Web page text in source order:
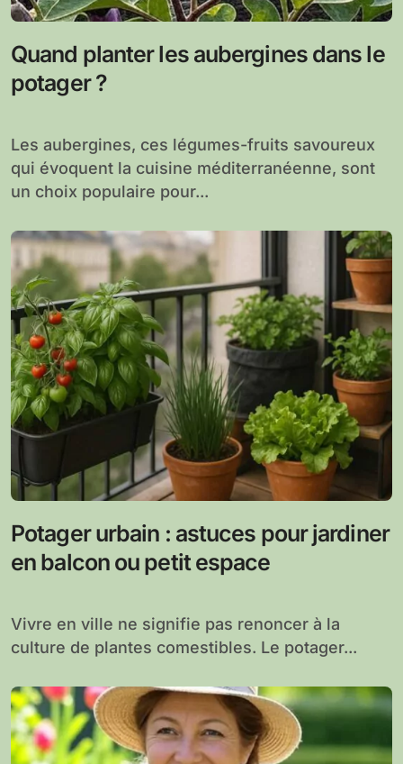
Quand planter les aubergines dans le
potager ?
Les aubergines, ces légumes-fruits savoureux
qui évoquent la cuisine méditerranéenne, sont
un choix populaire pour...
Potager urbain : astuces pour jardiner
en balcon ou petit espace
Vivre en ville ne signifie pas renoncer à la
culture de plantes comestibles. Le potager...